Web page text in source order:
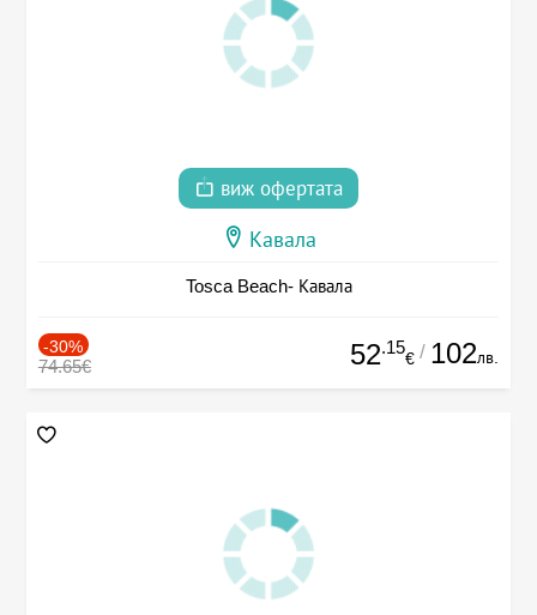
виж офертата
Кавала
Tosca Beach- Кавала
-30%
74.65€ 52.15
€ / 102лв.